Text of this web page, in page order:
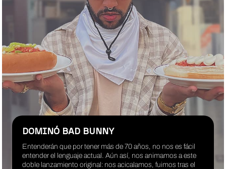
DOMINÓ BAD BUNNY
Entenderán que por tener más de 70 años, no nos es fácil
entender el lenguaje actual. Aún así, nos animamos a este
doble lanzamiento original: nos acicalamos, fuimos tras el